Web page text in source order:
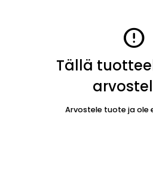
error
Tällä
Arvostele tuote ja ole